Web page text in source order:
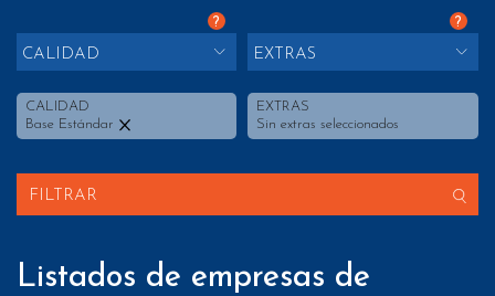
?
CALIDAD
CALIDAD
Base Estándar
?
EXTRAS
EXTRAS
Sin extras seleccionados
FILTRAR
Listados de empresas de